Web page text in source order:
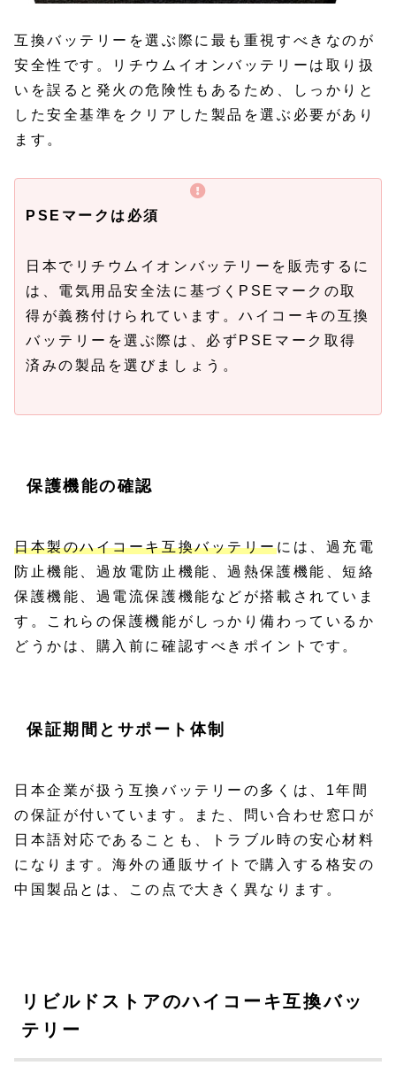
互換バッテリーを選ぶ際に最も重視すべきなのが
安全性です。リチウムイオンバッテリーは取り扱
いを誤ると発火の危険性もあるため、しっかりと
した安全基準をクリアした製品を選ぶ必要があり
ます。
PSEマークは必須
日本でリチウムイオンバッテリーを販売するに
は、電気用品安全法に基づくPSEマークの取
得が義務付けられています。ハイコーキの互換
バッテリーを選ぶ際は、必ずPSEマーク取得
済みの製品を選びましょう。
保護機能の確認
日本製のハイコーキ互換バッテリーには、過充電
防止機能、過放電防止機能、過熱保護機能、短絡
保護機能、過電流保護機能などが搭載されていま
す。これらの保護機能がしっかり備わっているか
どうかは、購入前に確認すべきポイントです。
保証期間とサポート体制
日本企業が扱う互換バッテリーの多くは、1年間
の保証が付いています。また、問い合わせ窓口が
日本語対応であることも、トラブル時の安心材料
になります。海外の通販サイトで購入する格安の
中国製品とは、この点で大きく異なります。
リビルドストアのハイコーキ互換バッ
テリー